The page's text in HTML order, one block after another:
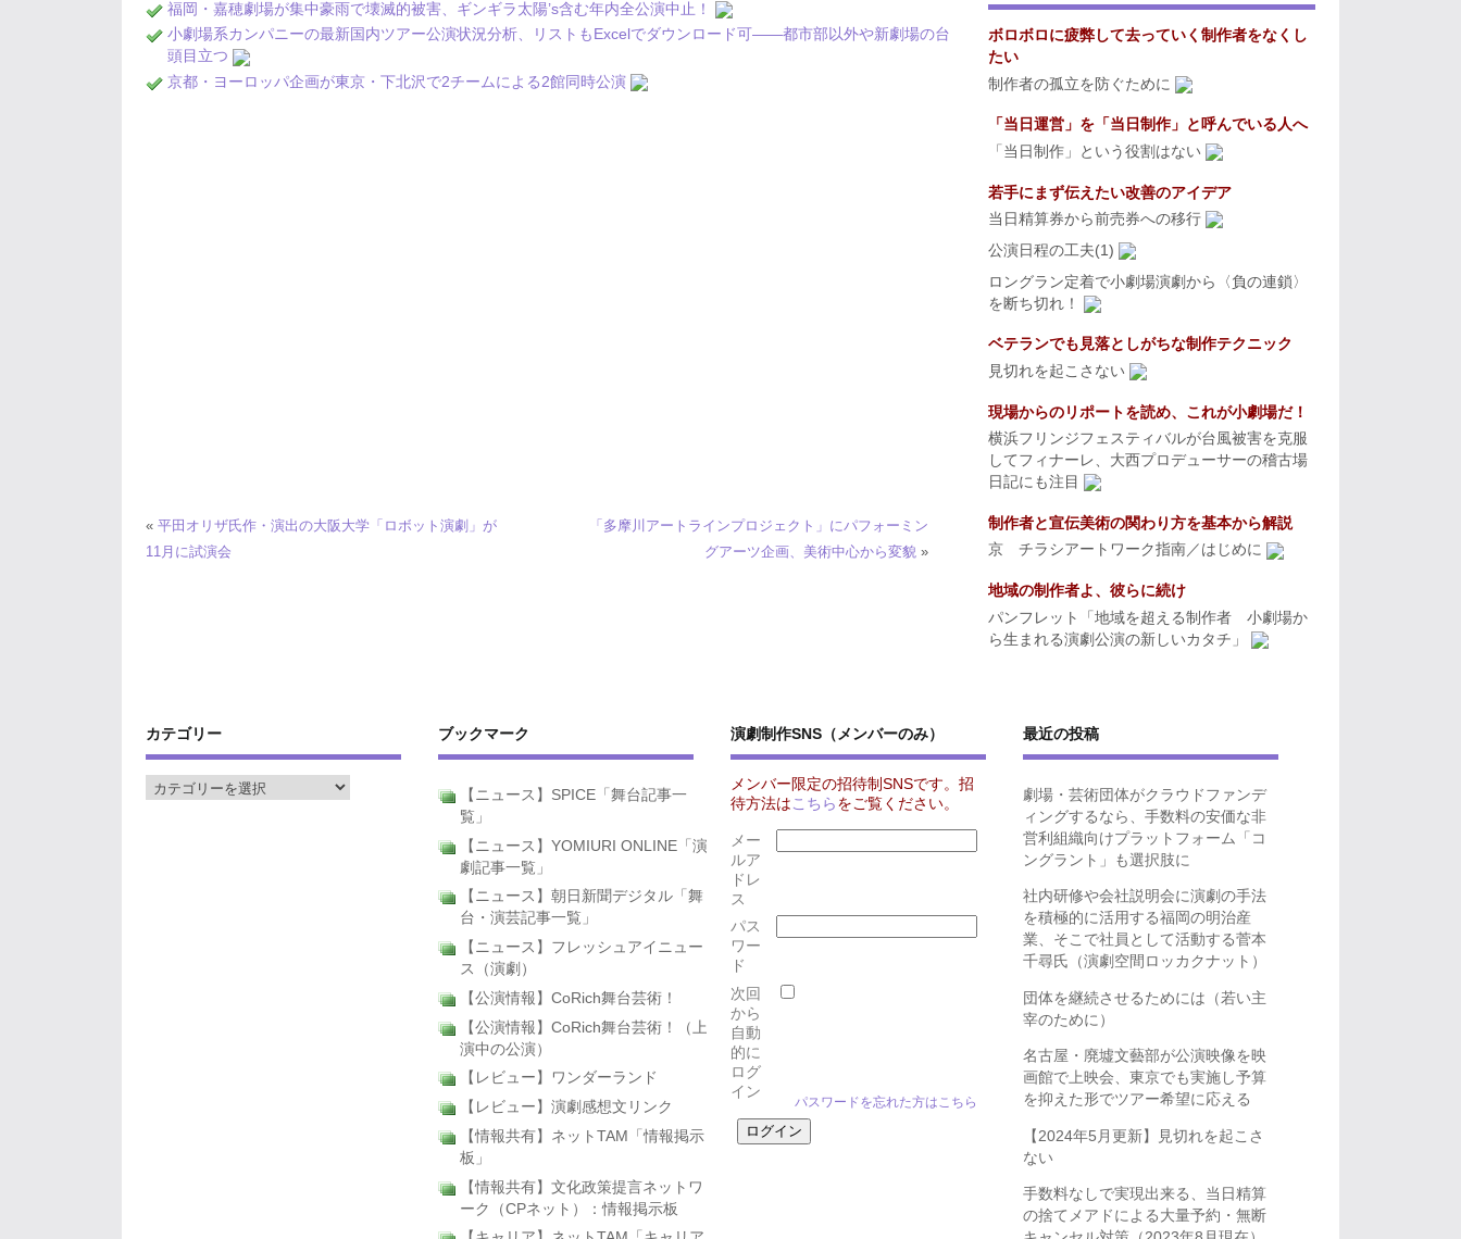
福岡・嘉穂劇場が集中豪雨で壊滅的被害、ギンギラ太陽’s含む年内全公演中止！
小劇場系カンパニーの最新国内ツアー公演状況分析、リストもExcelでダウンロード可――都市部以外や新劇場の台
頭目立つ
京都・ヨーロッパ企画が東京・下北沢で2チームによる2館同時公演
«平田オリザ氏作・演出の大阪大学「ロボット演劇」が
11月に試演会
「多摩川アートラインプロジェクト」にパフォーミン
グアーツ企画、美術中心から変貌 »
ボロボロに疲弊して去っていく制作者をなくし
たい
制作者の孤立を防ぐために
「当日運営」を「当日制作」と呼んでいる人へ
「当日制作」という役割はない
若手にまず伝えたい改善のアイデア
当日精算券から前売券への移行
公演日程の工夫(1)
ロングラン定着で小劇場演劇から〈負の連鎖〉
を断ち切れ！
ベテランでも見落としがちな制作テクニック
見切れを起こさない
現場からのリポートを読め、これが小劇場だ！
横浜フリンジフェスティバルが台風被害を克服
してフィナーレ、大西プロデューサーの稽古場
日記にも注目
制作者と宣伝美術の関わり方を基本から解説
京 チラシアートワーク指南／はじめに
地域の制作者よ、彼らに続け
パンフレット「地域を超える制作者 小劇場か
ら生まれる演劇公演の新しいカタチ」
カテゴリー ブックマーク
【ニュース】SPICE「舞台記事一
覧」
【ニュース】YOMIURI ONLINE「演
劇記事一覧」
【ニュース】朝日新聞デジタル「舞
台・演芸記事一覧」
【ニュース】フレッシュアイニュー
ス（演劇）
【公演情報】CoRich舞台芸術！
【公演情報】CoRich舞台芸術！（上
演中の公演）
【レビュー】ワンダーランド
【レビュー】演劇感想文リンク
【情報共有】ネットTAM「情報掲示
板」
【情報共有】文化政策提言ネットワ
ーク（CPネット）：情報掲示板
演劇制作SNS（メンバーのみ）
メンバー限定の招待制SNSです。招
待方法は こちら をご覧ください。
メー
ルア
ドレ
ス
パス
ワー
ド
次回
から
自動
的に
ログ
イン
パスワードを忘れた方はこちら
最近の投稿
劇場・芸術団体がクラウドファンデ
ィングするなら、手数料の安価な非
営利組織向けプラットフォーム「コ
ングラント」も選択肢に
社内研修や会社説明会に演劇の手法
を積極的に活用する福岡の明治産
業、そこで社員として活動する菅本
千尋氏（演劇空間ロッカクナット）
団体を継続させるためには（若い主
宰のために）
名古屋・廃墟文藝部が公演映像を映
画館で上映会、東京でも実施し予算
を抑えた形でツアー希望に応える
【2024年5月更新】見切れを起こさ
ない
手数料なしで実現出来る、当日精算
の捨てメアドによる大量予約・無断